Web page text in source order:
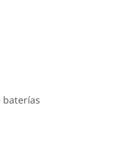
baterías